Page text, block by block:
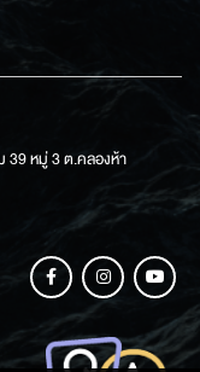
39 หมู่ 3 ต.คลองห้า